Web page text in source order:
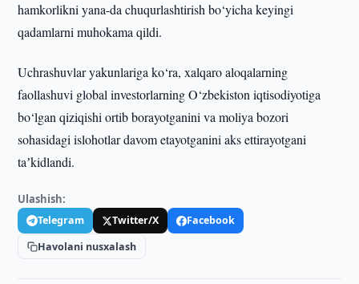
hamkorlikni yana-da chuqurlashtirish bo‘yicha keyingi
qadamlarni muhokama qildi.
Uchrashuvlar yakunlariga ko‘ra, xalqaro aloqalarning
faollashuvi global investorlarning O‘zbekiston iqtisodiyotiga
bo‘lgan qiziqishi ortib borayotganini va moliya bozori
sohasidagi islohotlar davom etayotganini aks ettirayotgani
taʼkidlandi.
Ulashish:
Telegram Twitter/X
Facebook
Havolani nusxalash